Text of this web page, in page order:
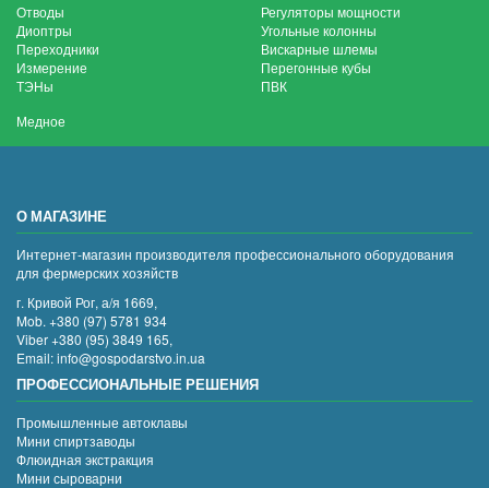
Отводы
Диоптры
Переходники
Измерение
ТЭНы
Регуляторы мощности
Угольные колонны
Вискарные шлемы
Перегонные кубы
ПВК
Медное
О МАГАЗИНЕ
Интернет-магазин производителя профессионального оборудования
для фермерских хозяйств
г. Кривой Рог, а/я 1669,
Mob. +380 (97) 5781 934
Viber +380 (95) 3849 165,
Email: info@gospodarstvo.in.ua
ПРОФЕССИОНАЛЬНЫЕ РЕШЕНИЯ
Промышленные автоклавы
Мини спиртзаводы
Флюидная экстракция
Мини сыроварни